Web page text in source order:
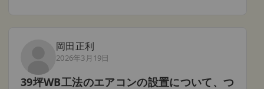
岡田正利
2026年3月19日
39坪WB工法のエアコンの設置について、つ